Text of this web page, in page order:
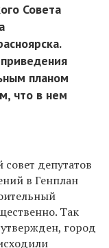
Совета
планом
что в нем
депутатов
в Генплан
Так
город